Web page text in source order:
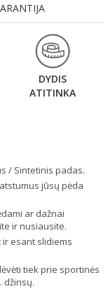
DYDIS
ATITINKA
/ Sintetinis padas.
jūsų pėda
ar dažnai
ir nusiausite.
esant slidiems
tiek prie sportinės
džinsų.